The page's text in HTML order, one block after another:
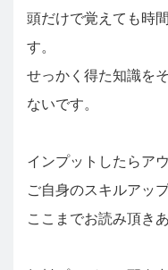
頭だけで覚えても時
す。
せっかく得た知識を
ないです。
インプットしたらア
ご自身のスキルアッ
ここまでお読み頂き